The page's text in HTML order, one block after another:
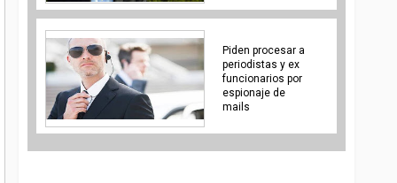
Piden procesar a
periodistas y ex
funcionarios por
espionaje de
mails